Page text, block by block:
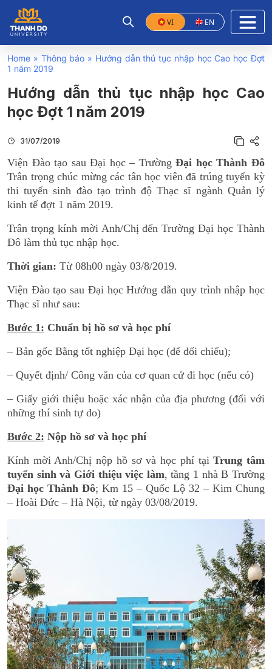
VI EN
Home » Thông báo » Hướng dẫn thủ tục nhập học Cao học Đợt
1 năm 2019
Hướng dẫn thủ tục nhập học Cao
học Đợt 1 năm 2019
31/07/2019
Viện Đào tạo sau Đại học – TrườngĐại học Thành Đô
Trân trọng chúc mừng các tân học viên đã trúng tuyển kỳ
thi tuyển sinh đào tạo trình độ Thạc sĩ ngành Quản lý
kinh tế đợt 1 năm 2019.
Trân trọng kính mời Anh/Chị đến Trường Đại học Thành
Đô làm thủ tục nhập học.
Thời gian: Từ 08h00 ngày 03/8/2019.
Viện Đào tạo sau Đại học Hướng dẫn quy trình nhập học
Thạc sĩ như sau:
Bước 1: Chuẩn bị hồ sơ và học phí
– Bản gốc Bằng tốt nghiệp Đại học (để đối chiếu);
– Quyết định/ Công văn của cơ quan cử đi học (nếu có)
– Giấy giới thiệu hoặc xác nhận của địa phương (đối với
những thí sinh tự do)
Bước 2: Nộp hồ sơ và học phí
Kính mời Anh/Chị nộp hồ sơ và học phí tạiTrung tâm
tuyển sinh và Giới thiệu việc làm, tầng 1 nhà B Trường
Đại học Thành Đô; Km 15 – Quốc Lộ 32 – Kim Chung
– Hoài Đức – Hà Nội, từ ngày 03/08/2019.